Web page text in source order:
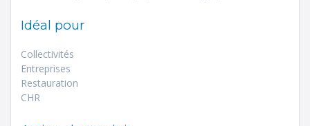
Idéal pour
Collectivités
Entreprises
Restauration
CHR